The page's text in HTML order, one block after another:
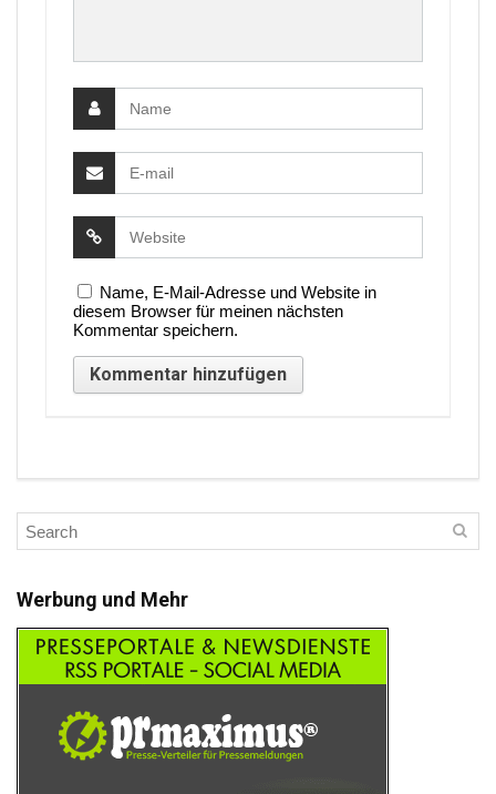
Name, E-Mail-Adresse und Website in
diesem Browser für meinen nächsten
Kommentar speichern.
Werbung und Mehr